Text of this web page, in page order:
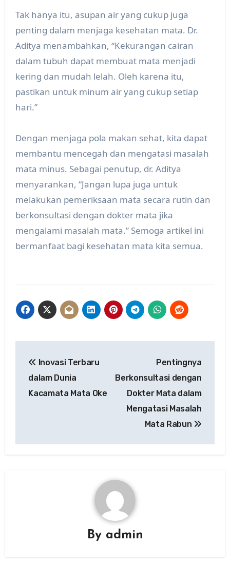
Tak hanya itu, asupan air yang cukup juga
penting dalam menjaga kesehatan mata. Dr.
Aditya menambahkan, “Kekurangan cairan
dalam tubuh dapat membuat mata menjadi
kering dan mudah lelah. Oleh karena itu,
pastikan untuk minum air yang cukup setiap
hari.”
Dengan menjaga pola makan sehat, kita dapat
membantu mencegah dan mengatasi masalah
mata minus. Sebagai penutup, dr. Aditya
menyarankan, “Jangan lupa juga untuk
melakukan pemeriksaan mata secara rutin dan
berkonsultasi dengan dokter mata jika
mengalami masalah mata.” Semoga artikel ini
bermanfaat bagi kesehatan mata kita semua.
navigation
Inovasi Terbaru
dalam Dunia
Kacamata Mata Oke
Pentingnya
Berkonsultasi dengan
Dokter Mata dalam
Mengatasi Masalah
Mata Rabun
By admin